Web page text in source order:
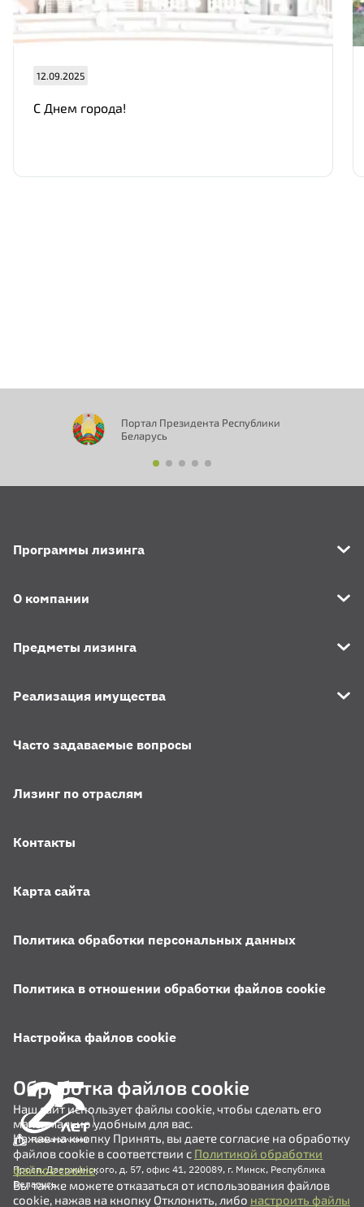
12.09.2025
С Днем города!
Портал Президента Республики
Беларусь
Просп. Дзержинского, д. 57, офис 41, 220089, г. Минск, Республика
Беларусь
Программы лизинга
О компании
Предметы лизинга
Реализация имущества
Часто задаваемые вопросы
Лизинг по отраслям
Контакты
Карта сайта
Политика обработки персональных данных
Политика в отношении обработки файлов cookie
Настройка файлов cookie
Обработка файлов cookie
Наш сайт использует файлы cookie, чтобы сделать его
максимально удобным для вас.
Нажав на кнопку Принять, вы даете согласие на обработку
файлов cookie в соответствии с Политикой обработки
файлов cookie.
Вы также можете отказаться от использования файлов
cookie, нажав на кнопку Отклонить, либо настроить файлы